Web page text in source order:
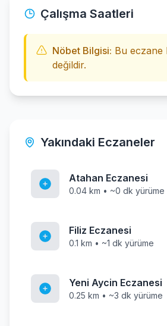
Çalışma Saatleri
Nöbet Bilgisi: Bu eczane
değildir.
Yakındaki Eczaneler
Atahan Eczanesi
0.04 km • ~0 dk yürüme
Filiz Eczanesi
0.1 km • ~1 dk yürüme
Yeni Aycin Eczanesi
0.25 km • ~3 dk yürüme